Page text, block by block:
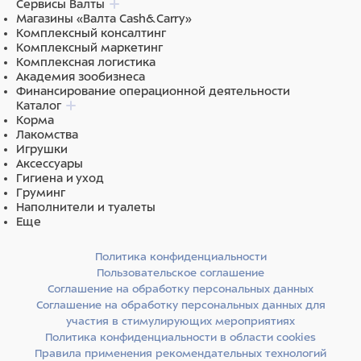
для наружного применения. Расфасовывают по 0,4 мл в
пропиленовые пипетки соответствующей вместимости.
Упаковывают по 1 пипетке в блистеры из алюминиевой
фольги, которые вкладывают в картонные коробки.
Сервисы Валты
Магазины «Валта Cash&Carry»
Комплексный консалтинг
Комплексный маркетинг
Комплексная логистика
Академия зообизнеса
Финансирование операционной деятельности
Каталог
Корма
Лакомства
Игрушки
Аксессуары
Гигиена и уход
Груминг
Наполнители и туалеты
Еще
Политика конфиденциальности
Пользовательское соглашение
Соглашение на обработку персональных данных
Соглашение на обработку персональных данных для
участия в стимулирующих мероприятиях
Политика конфиденциальности в области cookies
Правила применения рекомендательных технологий